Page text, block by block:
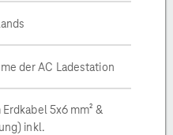
der AC Ladestation
5x6 mm² &
inkl.